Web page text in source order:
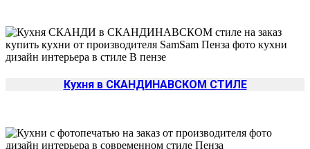
Кухня в СКАНДИНАВСКОМ СТИЛЕ